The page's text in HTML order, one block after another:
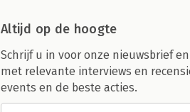
Altijd op de hoogte
Schrijf u in voor onze nieuwsbrief
met relevante interviews en
events en de beste acties.